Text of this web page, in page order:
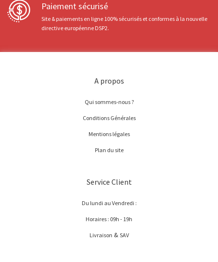
Paiement sécurisé
Site & paiements en ligne 100% sécurisés et conformes à la nouvelle
directive européenne DSP2.
A propos
Qui sommes-nous ?
Conditions Générales
Mentions légales
Plan du site
Service Client
Du lundi au Vendredi :
Horaires : 09h - 19h
Livraison & SAV